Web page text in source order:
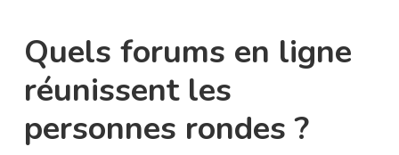
Quels forums en ligne
réunissent les
personnes rondes ?